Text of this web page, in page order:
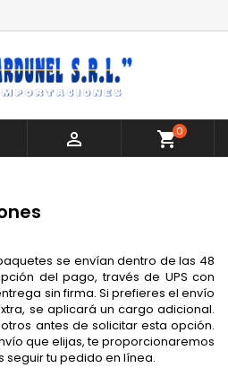
 shopping_cart0
se envían dentro de las 48
del pago, través de UPS con
sin firma. Si prefieres el envío
se aplicará un cargo adicional.
antes de solicitar esta opción.
que elijas, te proporcionaremos
tu pedido en línea.